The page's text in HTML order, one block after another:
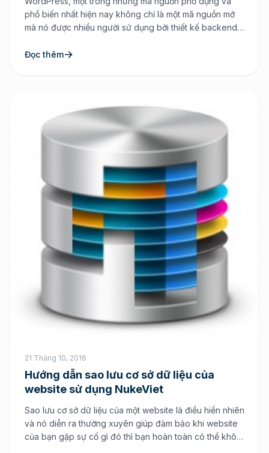
phổ biến nhất hiện nay không chỉ là một mã nguồn mở
mà nó được nhiều người sử dụng bởi thiết kế backend
sử dụng cũng như khả năng cho phép cộng đồng tùy
Đọc thêm
21 Tháng 10, 2016
Hướng dẫn sao lưu cơ sở dữ liệu của
website sử dụng NukeViet
Sao lưu cơ sở dữ liệu của một website là điều hiển nhiên
và nó diễn ra thường xuyên giúp đảm bảo khi website
của bạn gặp sự cố gì đó thì bạn hoàn toàn có thể khôi